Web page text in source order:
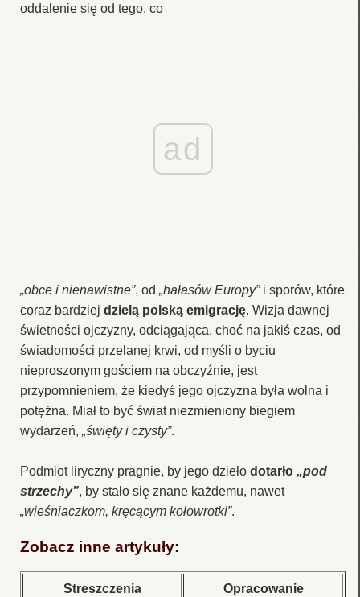
oddalenie się od tego, co
ad
„obce i nienawistne”, od „hałasów Europy”i sporów, które
coraz bardziej dzielą polską emigrację. Wizja dawnej
świetności ojczyzny, odciągająca, choć na jakiś czas, od
świadomości przelanej krwi, od myśli o byciu
nieproszonym gościem na obczyźnie, jest
przypomnieniem, że kiedyś jego ojczyzna była wolna i
potężna. Miał to być świat niezmieniony biegiem
wydarzeń, „święty i czysty”.
Podmiot liryczny pragnie, by jego dzieło dotarło „pod
strzechy”, by stało się znane każdemu, nawet
„wieśniaczkom, kręcącym kołowrotki”.
Zobacz inne artykuły:
Streszczenia Opracowanie